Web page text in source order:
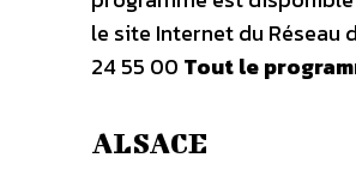
le site Internet du Réseau
24 55 00 Tout le
ALSACE